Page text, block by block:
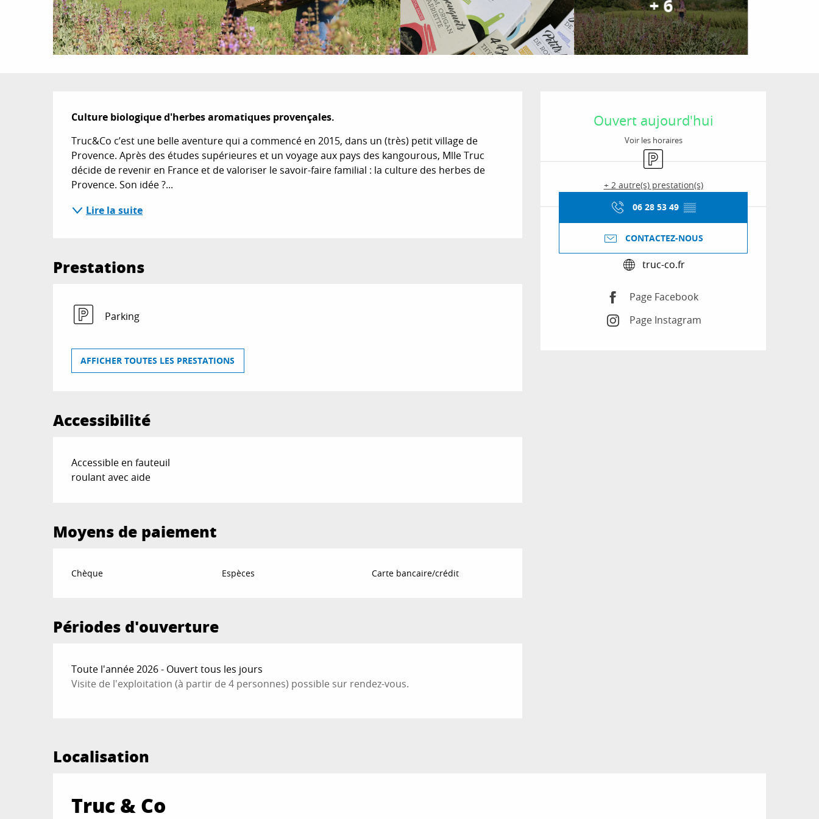
+ 6
Ouverture et
Ouvert aujourd'hui
Voir les horaires
Parking
+ 2 autre(s) prestation(s)
06 28 53 49 ▒▒
CONTACTEZ-NOUS
truc-co.fr
Page Facebook
Page Instagram
Description
Culture biologique d'herbes aromatiques provençales.
Truc&Co c’est une belle aventure qui a commencé en 2015, dans un (très) petit village de
Provence. Après des études supérieures et un voyage aux pays des kangourous, Mlle Truc
décide de revenir en France et de valoriser le savoir-faire familial : la culture des herbes de
Provence. Son idée ?...
Lire la suite
Prestations
Parking
AFFICHER TOUTES LES PRESTATIONS
Accessibilité
Accessible en fauteuil
roulant avec aide
Moyens de paiement
Chèque Espèces Carte bancaire/crédit
Périodes d'ouverture
Toute l'année 2026 - Ouvert tous les jours
Visite de l'exploitation (à partir de 4 personnes) possible sur rendez-vous.
Localisation
Truc & Co